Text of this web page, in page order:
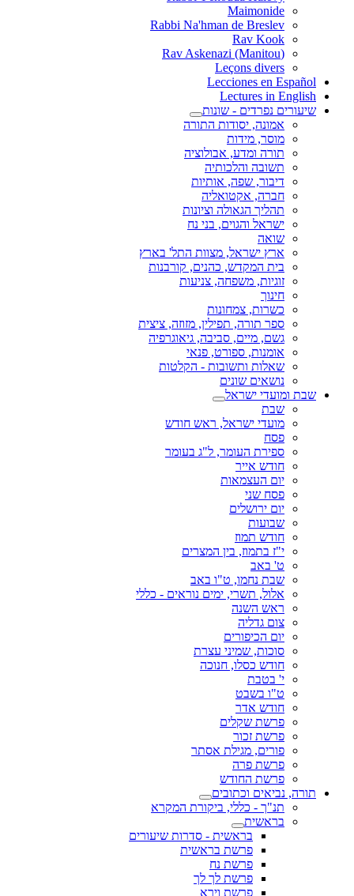
Maimonide
Rabbi Na'hman de Breslev
Rav Kook
(Rav Askenazi (Manitou
Leçons divers
Lecciones en Español
Lectures in English
שיעורים נפרדים - שונות
אמונה, יסודות התורה
מוסר, מידות
תורה ומדע, אבולוציה
תשובה והלכותיה
דיבור, שפה, אותיות
חברה, אקטואליה
תהליך הגאולה וציונות
ישראל והגוים, בני נח
שואה
ארץ ישראל, מצוות התל' בארץ
בית המקדש, כהנים, קורבנות
זוגיות, משפחה, צניעות
חינוך
כשרות, צמחונות
ספר תורה, תפילין, מזוזה, ציצית
גשם, מיים, סביבה, גיאוגרפיה
אומנות, ספורט, פנאי
שאלות ותשובות - הקלטות
נושאים שונים
שבת ומועדי ישראל
שבת
מועדי ישראל, ראש חודש
פסח
ספירת העומר, ל"ג בעומר
חודש אייר
יום העצמאות
פסח שני
יום ירושלים
שבועות
חודש תמוז
י"ז בתמוז, בין המצרים
ט' באב
שבת נחמו, ט"ו באב
אלול, תשרי, ימים נוראים - כללי
ראש השנה
צום גדליה
יום הכיפורים
סוכות, שמיני עצרת
חודש כסלו, חנוכה
י' בטבת
ט"ו בשבט
חודש אדר
פרשת שקלים
פרשת זכור
פורים, מגילת אסתר
פרשת פרה
פרשת החודש
תורה, נביאים וכתובים
תנ"ך - כללי, ביקורת המקרא
בראשית
בראשית - סדרות שיעורים
פרשת בראשית
פרשת נח
פרשת לך לך
פרשת וירא